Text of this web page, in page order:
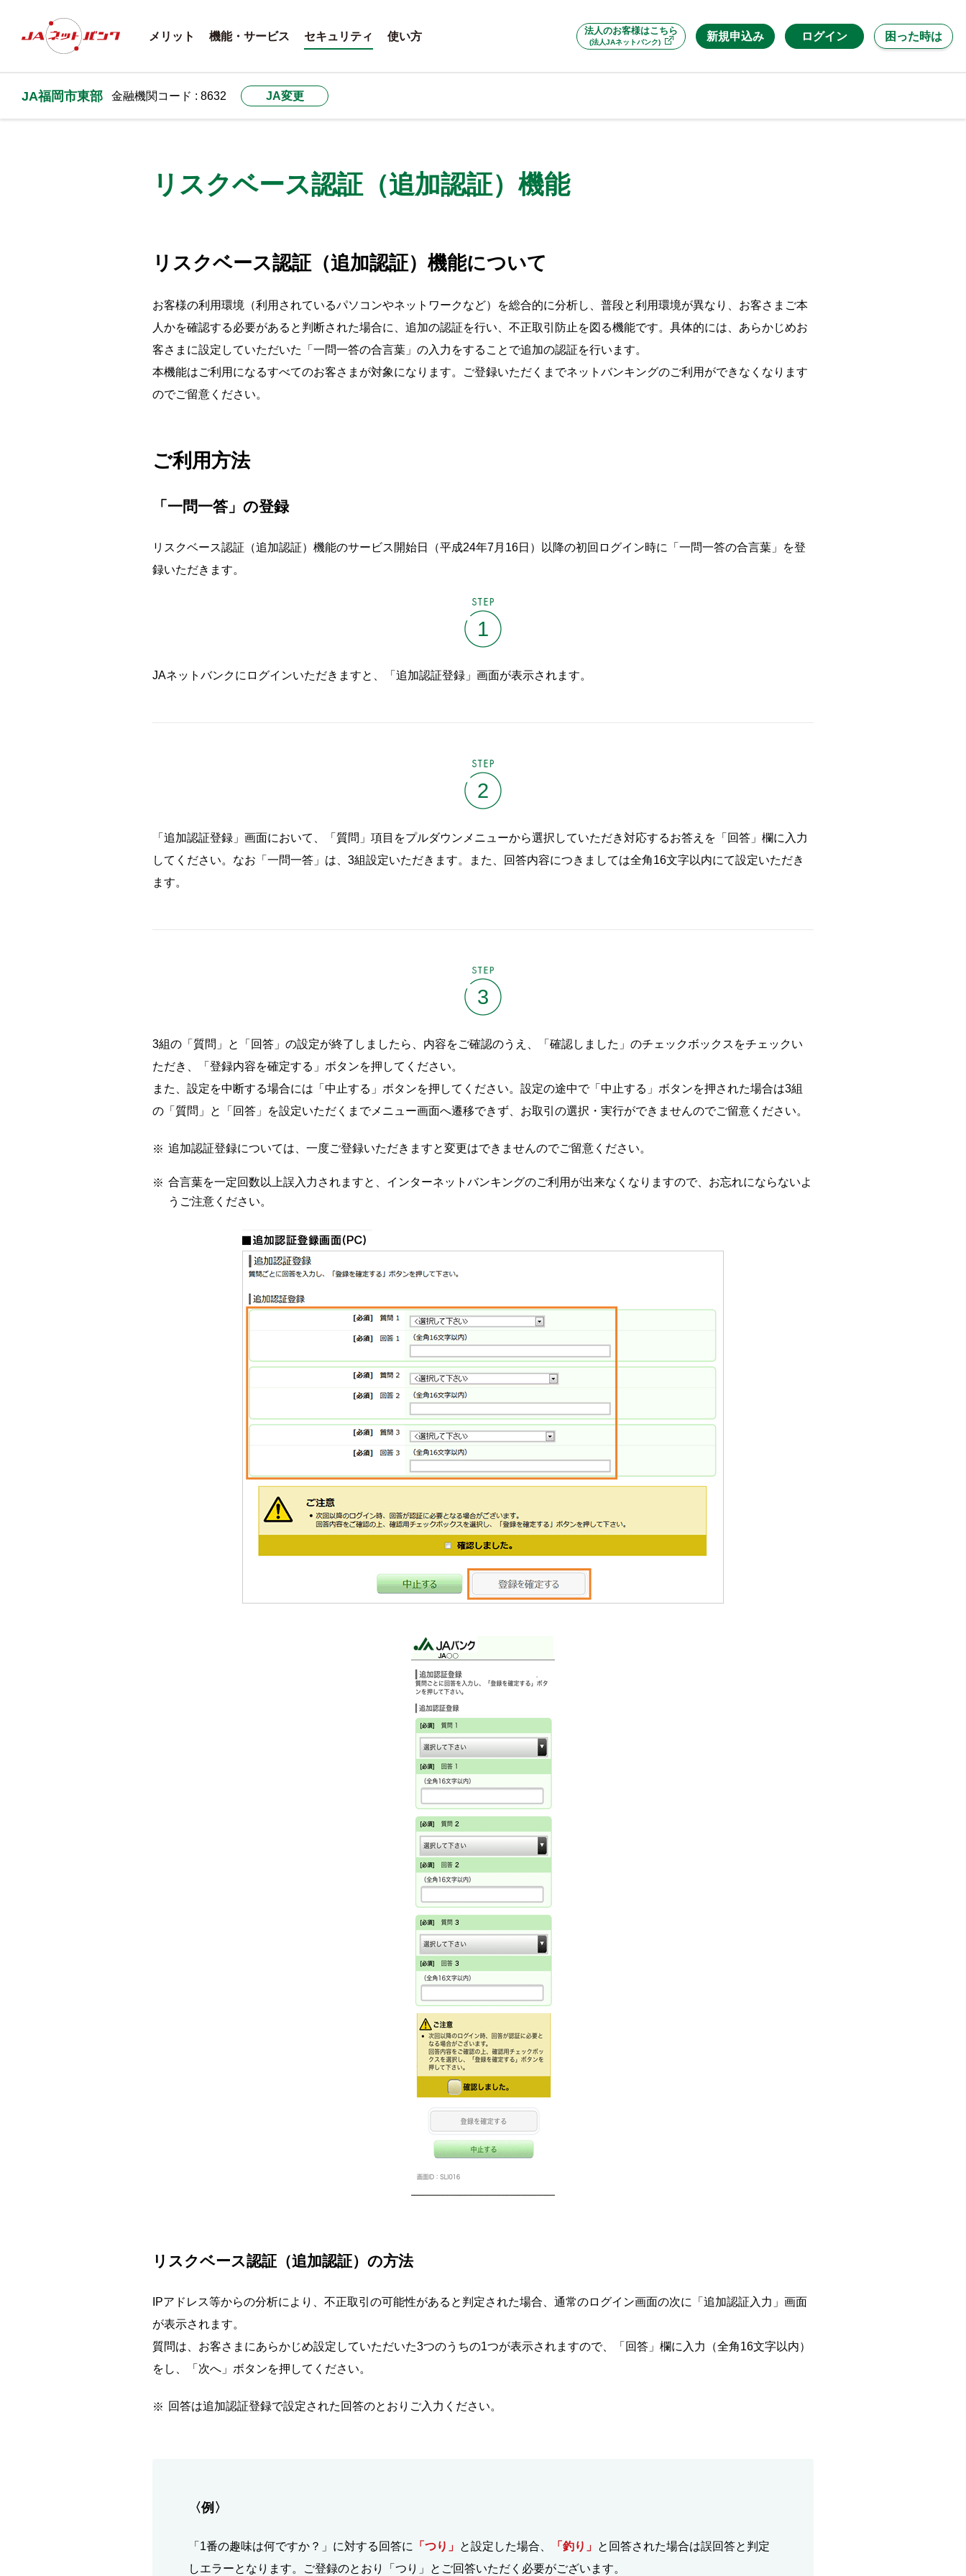
法人のお客様はこちら
(法人JAネットバンク) 新規申込み
メリット 機能・サービス セキュリティ 使い方 ログイン 困った時は
JA福岡市東部 金融機関コード : 8632 JA変更
リスクベース認証（追加認証）機能
リスクベース認証（追加認証）機能について
お客様の利用環境（利用されているパソコンやネットワークなど）を総合的に分析し、普段と利用環境が異なり、お客さまご本
人かを確認する必要があると判断された場合に、追加の認証を行い、不正取引防止を図る機能です。具体的には、あらかじめお
客さまに設定していただいた「一問一答の合言葉」の入力をすることで追加の認証を行います。
本機能はご利用になるすべてのお客さまが対象になります。ご登録いただくまでネットバンキングのご利用ができなくなります
のでご留意ください。
ご利用方法
「一問一答」の登録
リスクベース認証（追加認証）機能のサービス開始日（平成24年7月16日）以降の初回ログイン時に「一問一答の合言葉」を登
録いただきます。
1
JAネットバンクにログインいただきますと、「追加認証登録」画面が表示されます。
2
「追加認証登録」画面において、「質問」項目をプルダウンメニューから選択していただき対応するお答えを「回答」欄に入力
してください。なお「一問一答」は、3組設定いただきます。また、回答内容につきましては全角16文字以内にて設定いただき
ます。
3
3組の「質問」と「回答」の設定が終了しましたら、内容をご確認のうえ、「確認しました」のチェックボックスをチェックい
ただき、「登録内容を確定する」ボタンを押してください。
また、設定を中断する場合には「中止する」ボタンを押してください。設定の途中で「中止する」ボタンを押された場合は3組
の「質問」と「回答」を設定いただくまでメニュー画面へ遷移できず、お取引の選択・実行ができませんのでご留意ください。
追加認証登録については、一度ご登録いただきますと変更はできませんのでご留意ください。
合言葉を一定回数以上誤入力されますと、インターネットバンキングのご利用が出来なくなりますので、お忘れにならないよ
うご注意ください。
リスクベース認証（追加認証）の方法
IPアドレス等からの分析により、不正取引の可能性があると判定された場合、通常のログイン画面の次に「追加認証入力」画面
が表示されます。
質問は、お客さまにあらかじめ設定していただいた3つのうちの1つが表示されますので、「回答」欄に入力（全角16文字以内）
をし、「次へ」ボタンを押してください。
回答は追加認証登録で設定された回答のとおりご入力ください。
〈例〉
「1番の趣味は何ですか？」に対する回答に 「つり」 と設定した場合、 「釣り」 と回答された場合は誤回答と判定
しエラーとなります。ご登録のとおり「つり」とご回答いただく必要がございます。